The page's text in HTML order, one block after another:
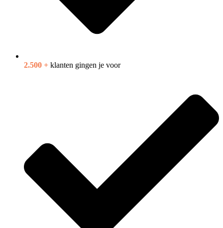
2.500 + klanten gingen je voor